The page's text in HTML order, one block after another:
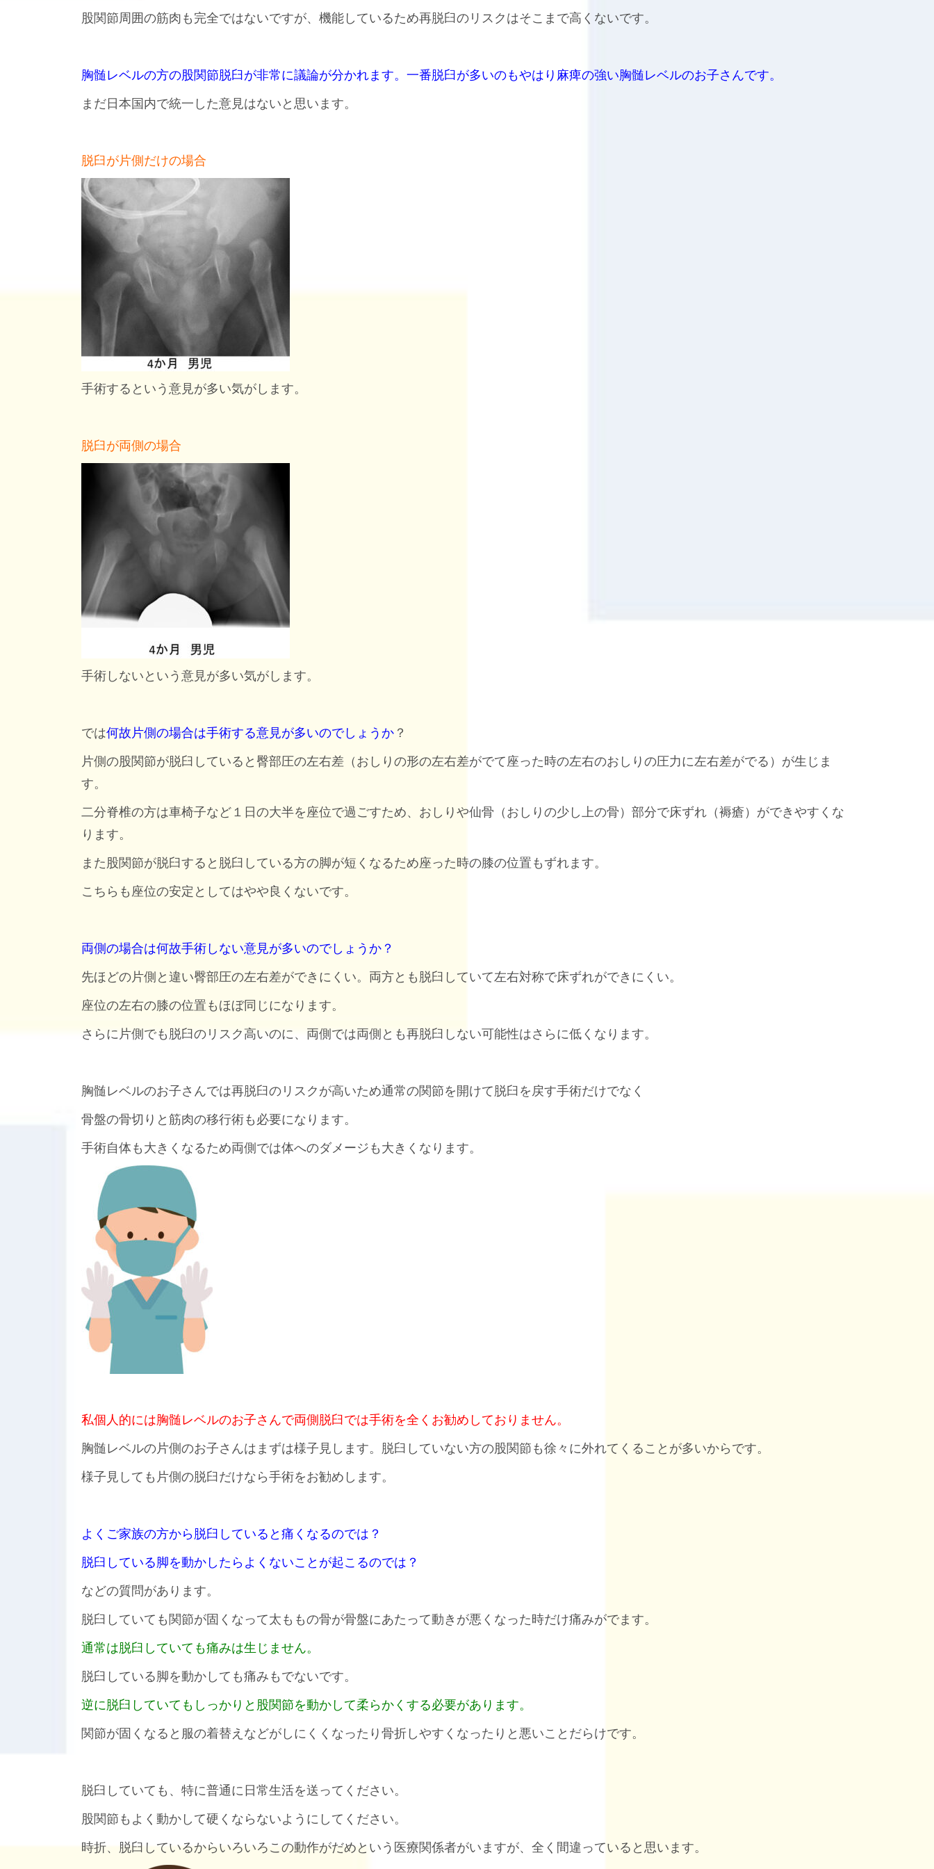
股関節周囲の筋肉も完全ではないですが、機能しているため再脱臼のリスクはそこまで高くないです。
胸髄レベルの方の股関節脱臼が非常に議論が分かれます。一番脱臼が多いのもやはり麻痺の強い胸髄レベルのお子さんです。
まだ日本国内で統一した意見はないと思います。
脱臼が片側だけの場合
手術するという意見が多い気がします。
脱臼が両側の場合
手術しないという意見が多い気がします。
では何故片側の場合は手術する意見が多いのでしょうか ？
片側の股関節が脱臼していると臀部圧の左右差（おしりの形の左右差がでて座った時の左右のおしりの圧力に左右差がでる）が生じま
す。
二分脊椎の方は車椅子など１日の大半を座位で過ごすため、おしりや仙骨（おしりの少し上の骨）部分で床ずれ（褥瘡）ができやすくな
ります。
また股関節が脱臼すると脱臼している方の脚が短くなるため座った時の膝の位置もずれます。
こちらも座位の安定としてはやや良くないです。
両側の場合は何故手術しない意見が多いのでしょうか？
先ほどの片側と違い臀部圧の左右差ができにくい。両方とも脱臼していて左右対称で床ずれができにくい。
座位の左右の膝の位置もほぼ同じになります。
さらに片側でも脱臼のリスク高いのに、両側では両側とも再脱臼しない可能性はさらに低くなります。
胸髄レベルのお子さんでは再脱臼のリスクが高いため通常の関節を開けて脱臼を戻す手術だけでなく
骨盤の骨切りと筋肉の移行術も必要になります。
手術自体も大きくなるため両側では体へのダメージも大きくなります。
私個人的には胸髄レベルのお子さんで両側脱臼では手術を全くお勧めしておりません。
胸髄レベルの片側のお子さんはまずは様子見します。脱臼していない方の股関節も徐々に外れてくることが多いからです。
様子見しても片側の脱臼だけなら手術をお勧めします。
よくご家族の方から脱臼していると痛くなるのでは？
脱臼している脚を動かしたらよくないことが起こるのでは？
などの質問があります。
脱臼していても関節が固くなって太ももの骨が骨盤にあたって動きが悪くなった時だけ痛みがでます。
通常は脱臼していても痛みは生じません。
脱臼している脚を動かしても痛みもでないです。
逆に脱臼していてもしっかりと股関節を動かして柔らかくする必要があります。
関節が固くなると服の着替えなどがしにくくなったり骨折しやすくなったりと悪いことだらけです。
脱臼していても、特に普通に日常生活を送ってください。
股関節もよく動かして硬くならないようにしてください。
時折、脱臼しているからいろいろこの動作がだめという医療関係者がいますが、全く間違っていると思います。